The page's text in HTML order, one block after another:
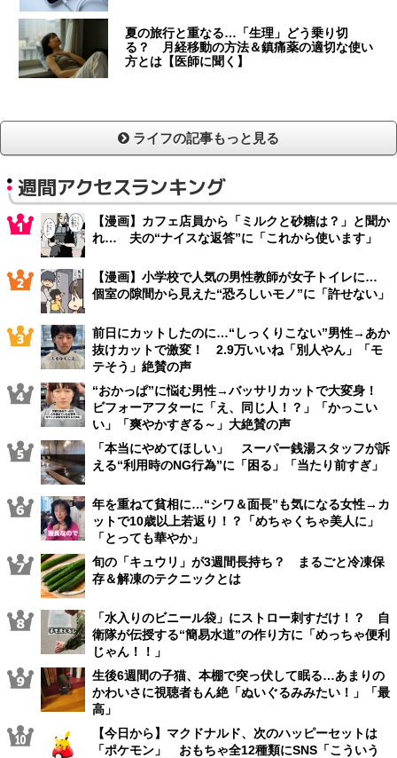
夏の旅行と重なる…「生理」どう乗り切
る？ 月経移動の方法＆鎮痛薬の適切な使い
方とは【医師に聞く】
ライフの記事もっと見る
週間アクセスランキング
【漫画】カフェ店員から「ミルクと砂糖は？」と聞か
れ… 夫の“ナイスな返答”に「これから使います」
【漫画】小学校で人気の男性教師が女子トイレに…
個室の隙間から見えた“恐ろしいモノ”に「許せない」
前日にカットしたのに…“しっくりこない”男性→あか
抜けカットで激変！ 2.9万いいね「別人やん」「モ
テそう」絶賛の声
“おかっぱ”に悩む男性→バッサリカットで大変身！
ビフォーアフターに「え、同じ人！？」「かっこい
い」「爽やかすぎる～」大絶賛の声
「本当にやめてほしい」 スーパー銭湯スタッフが訴
える“利用時のNG行為”に「困る」「当たり前すぎ」
年を重ねて貧相に…“シワ＆面長”も気になる女性→カ
ットで10歳以上若返り！？「めちゃくちゃ美人に」
「とっても華やか」
旬の「キュウリ」が3週間長持ち？ まるごと冷凍保
存＆解凍のテクニックとは
「水入りのビニール袋」にストロー刺すだけ！？ 自
衛隊が伝授する“簡易水道”の作り方に「めっちゃ便利
じゃん！！」
生後6週間の子猫、本棚で突っ伏して眠る…あまりの
かわいさに視聴者もん絶「ぬいぐるみみたい！」「最
高」
【今日から】マクドナルド、次のハッピーセットは
「ポケモン」 おもちゃ全12種類にSNS「こういう